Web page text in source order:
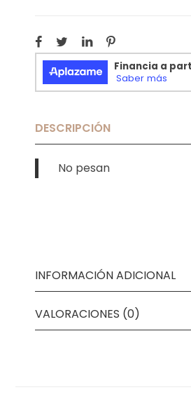
DESCRIPCIÓN
No pesan
INFORMACIÓN ADICIONAL
VALORACIONES (0)